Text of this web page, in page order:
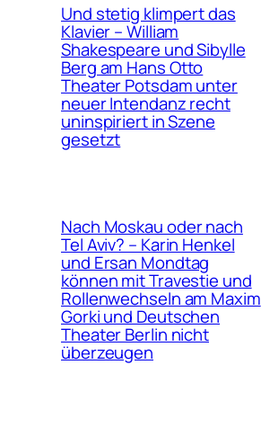
Und stetig klimpert das
Klavier – William
Shakespeare und Sibylle
Berg am Hans Otto
Theater Potsdam unter
neuer Intendanz recht
uninspiriert in Szene
gesetzt
Nach Moskau oder nach
Tel Aviv? – Karin Henkel
und Ersan Mondtag
können mit Travestie und
Rollenwechseln am Maxim
Gorki und Deutschen
Theater Berlin nicht
überzeugen